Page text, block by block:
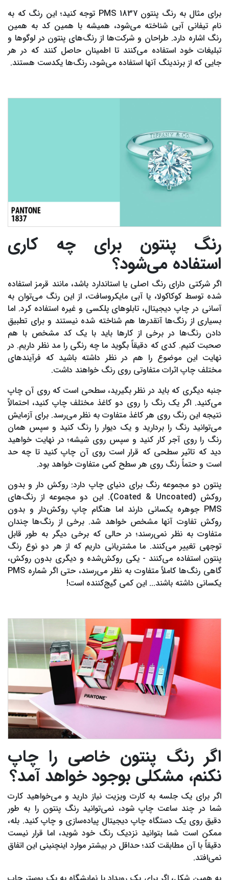
برای مثال به رنگ پنتون PMS 1837 توجه کنید؛ این رنگ که به
نام تیفانی آبی شناخته می‌شود، همیشه با همین کد به همین
رنگ اشاره دارد. طراحان و شرکت‌ها از رنگ‌های پنتون در لوگوها و
تبلیغات خود استفاده می‌کنند تا اطمینان حاصل کنند که در هر
جایی که از برندینگ آنها استفاده می‌شود، رنگ‌ها یکدست هستند.
رنگ پنتون برای چه کاری
استفاده می‌شود؟
اگر شرکتی دارای رنگ اصلی یا استاندارد باشد، مانند قرمز استفاده
شده توسط کوکاکولا، یا آبی مایکروسافت، از این رنگ می‌توان به
آسانی در چاپ دیجیتال، تابلوهای پلکسی و غیره استفاده کرد. اما
بسیاری از رنگ‌ها آنقدرها هم شناخته شده نیستند و برای تطبیق
دادن رنگ‌ها در برخی از کارها باید با یک کد مشخص با هم
صحبت کنیم. کدی که دقیقاً بگوید ما چه رنگی را مد نظر داریم. در
نهایت این موضوع را هم در نظر داشته باشید که فرآیندهای
مختلف چاپ اثرات متفاوتی روی رنگ خواهند داشت.
جنبه دیگری که باید در نظر بگیرید، سطحی است که روی آن چاپ
می‌کنید. اگر یک رنگ را روی دو کاغذ مختلف چاپ کنید، احتمالاً
نتیجه این رنگ روی هر کاغذ متفاوت به نظر می‌رسد. برای آزمایش
می‌توانید رنگ را بردارید و یک دیوار را رنگ کنید و سپس همان
رنگ را روی آجر کار کنید و سپس روی شیشه؛ در نهایت خواهید
دید که تاثیر سطحی که قرار است روی آن چاپ کنید تا چه حد
است و حتماً رنگ روی هر سطح کمی متفاوت خواهد بود.
پنتون دو مجموعه رنگ برای دنیای چاپ دارد: روکش دار و بدون
روکش (Coated & Uncoated). این دو مجموعه از رنگ‌های
PMS جوهره یکسانی دارند اما هنگام چاپ روکش‌دار و بدون
روکش تفاوت آنها مشخص خواهد شد. برخی از رنگ‌ها چندان
متفاوت به نظر نمی‌رسند؛ در حالی که برخی دیگر به طور قابل
توجهی تغییر می‌کنند. ما مشتریانی داریم که از هر دو نوع رنگ
پنتون استفاده می‌کنند - یکی روکش‌شده و دیگری بدون روکش،
گاهی رنگ‌ها کاملاً متفاوت به نظر می‌رسند، حتی اگر شماره PMS
یکسانی داشته باشند... این کمی گیج‌کننده است!
اگر رنگ پنتون خاصی را چاپ
نکنم، مشکلی بوجود خواهد آمد؟
اگر برای یک جلسه به کارت ویزیت نیاز دارید و می‌خواهید کارت
شما در چند ساعت چاپ شود، نمی‌توانید رنگ پنتون را به طور
دقیق روی یک دستگاه چاپ دیجیتال پیاده‌سازی و چاپ کنید. بله،
ممکن است شما بتوانید نزدیک رنگ خود شوید، اما قرار نیست
دقیقاً با آن مطابقت کند؛ حداقل در بیشتر موارد اینچنینی این اتفاق
نمی‌افتد.